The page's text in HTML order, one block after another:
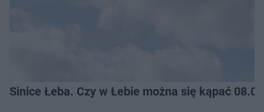
Sinice Łeba. Czy w Łebie można się kąpać